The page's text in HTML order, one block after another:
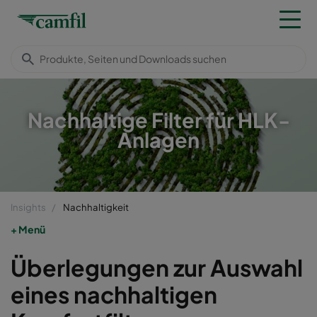
Nachhaltige Filter für HLK-
Anlagen
Insights Nachhaltigkeit
Menü
Überlegungen zur Auswahl
eines nachhaltigen